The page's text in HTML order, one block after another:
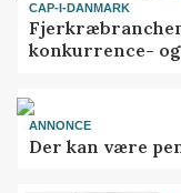
CAP-I-DANMARK
konkurrence-
ANNONCE
Der kan være